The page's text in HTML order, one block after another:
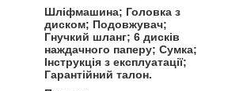
Шліфмашина; Головка з
диском; Подовжувач;
Гнучкий шланг; 6 дисків
наждачного паперу; Сумка;
Інструкція з експлуатації;
Гарантійний талон.